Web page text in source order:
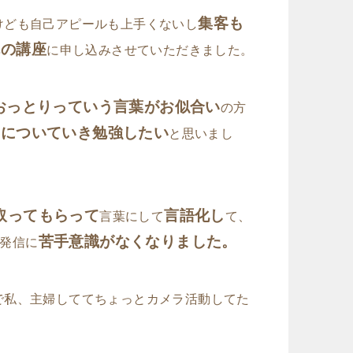
も自己アピールも上手くないし集客も
講座に申し込みさせていただきました。
っとりっていう言葉がお似合いの方
ついていき勉強したいと思いまし
ってもらって言葉にして言語化し て、
信に苦手意識がなくなりました。
、主婦しててちょっとカメラ活動してた